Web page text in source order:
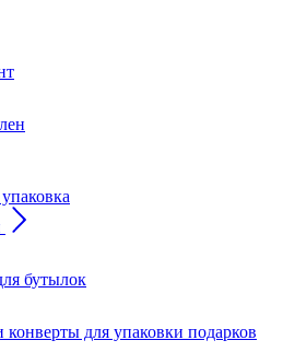
бутылок
для упаковки подарков